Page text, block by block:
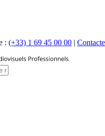
: (+33) 1 69 45 00 00 |